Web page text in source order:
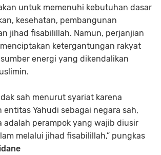
untuk memenuhi kebutuhan dasar
kesehatan, pembangunan
jihad fisabilillah. Namun, perjanjian
ketergantungan rakyat
energi yang dikendalikan
sah menurut syariat karena
entitas Yahudi sebagai negara sah,
adalah perampok yang wajib diusir
melalui jihad fisabilillah,” pungkas